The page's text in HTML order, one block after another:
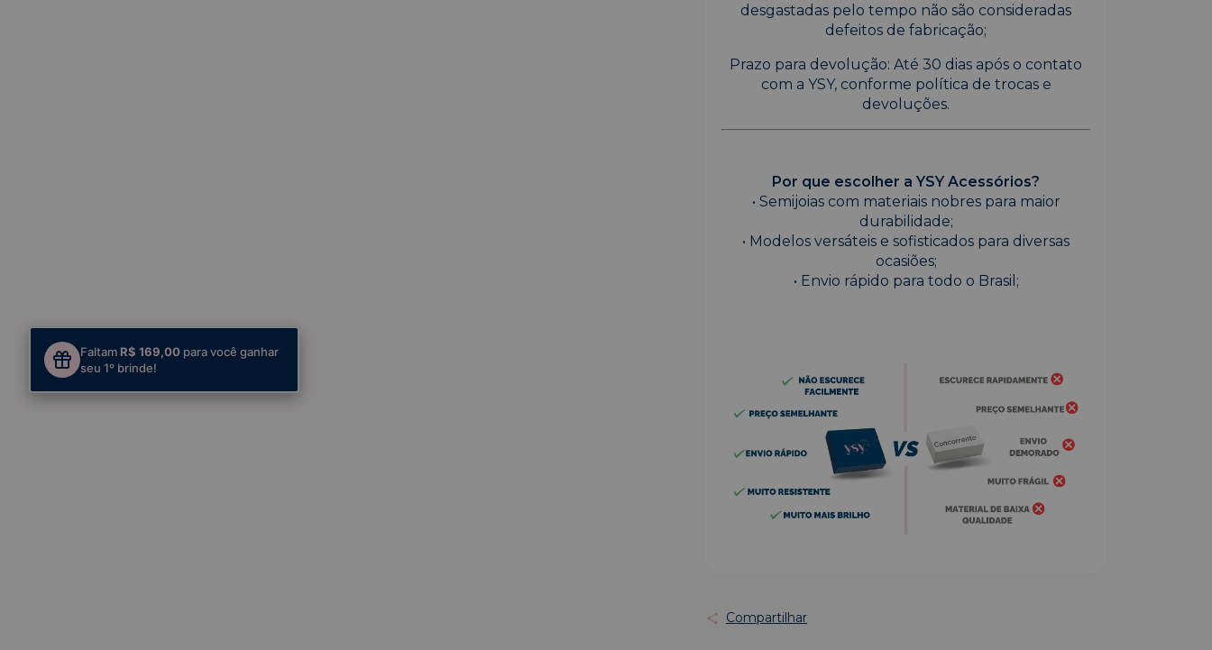
desgastadas pelo tempo não são consideradas
defeitos de fabricação;
Prazo para devolução: Até 30 dias após o contato
com a YSY, conforme política de trocas e
devoluções.
Por que escolher a YSY Acessórios?
• Semijoias com materiais nobres para maior
durabilidade;
• Modelos versáteis e sofisticados para diversas
ocasiões;
• Envio rápido para todo o Brasil;
Compartilhar
FaltamR$ 169,00 para você ganhar
seu 1º brinde!